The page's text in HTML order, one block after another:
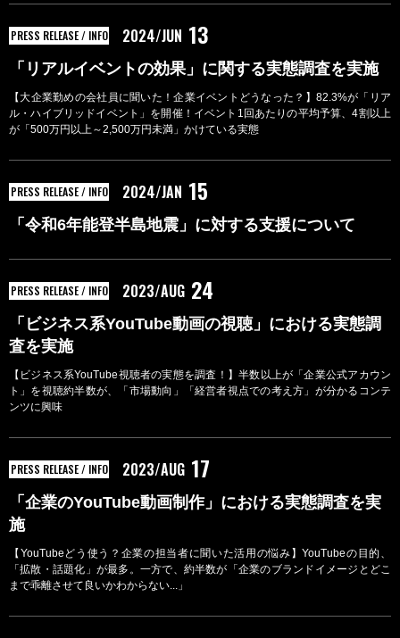
「リアルイベントの効果」に関する実態調査を実施
【大企業勤めの会社員に聞いた！企業イベントどうなった？】82.3%が「リア
ル・ハイブリッドイベント」を開催！イベント1回あたりの平均予算、4割以上
が「500万円以上～2,500万円未満」かけている実態
PRESS RELEASE / INFO 2024/JUN 13
「令和6年能登半島地震」に対する支援について
PRESS RELEASE / INFO 2024/JAN 15
「ビジネス系YouTube動画の視聴」における実態調
査を実施
【ビジネス系YouTube視聴者の実態を調査！】半数以上が「企業公式アカウン
ト」を視聴約半数が、「市場動向」「経営者視点での考え方」が分かるコンテ
ンツに興味
PRESS RELEASE / INFO 2023/AUG 24
「企業のYouTube動画制作」における実態調査を実
施
【YouTubeどう使う？企業の担当者に聞いた活用の悩み】YouTubeの目的、
「拡散・話題化」が最多。一方で、約半数が「企業のブランドイメージとどこ
まで乖離させて良いかわからない...」
PRESS RELEASE / INFO 2023/AUG 17